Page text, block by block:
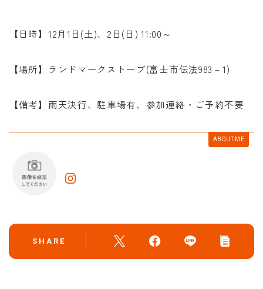
【日時】12月1日(土)、2日(日) 11:00～
【場所】ランドマークストーブ(富士市伝法983－1)
【備考】雨天決行、駐車場有、参加連絡・ご予約不要
ABOUT ME
SHARE